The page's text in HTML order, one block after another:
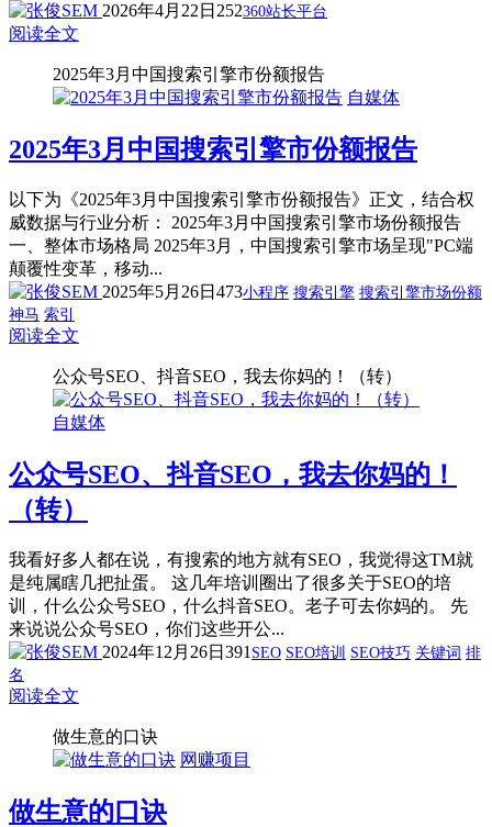
2026年4月22日 252360站长平台
阅读全文
2025年3月中国搜索引擎市份额报告
自媒体
2025年3月中国搜索引擎市份额报告
以下为《2025年3月中国搜索引擎市份额报告》正文，结合权
威数据与行业分析： 2025年3月中国搜索引擎市场份额报告
一、整体市场格局 2025年3月，中国搜索引擎市场呈现​​"PC端
颠覆性变革，移动...
2025年5月26日 473小程序 搜索引擎 搜索引擎市场份额
神马 索引
阅读全文
公众号SEO、抖音SEO，我去你妈的！（转）
自媒体
公众号SEO、抖音SEO，我去你妈的！
（转）
我看好多人都在说，有搜索的地方就有SEO，我觉得这TM就
是纯属瞎几把扯蛋。 这几年培训圈出了很多关于SEO的培
训，什么公众号SEO，什么抖音SEO。老子可去你妈的。 先
来说说公众号SEO，你们这些开公...
2024年12月26日 391 SEO SEO培训 SEO技巧 关键词 排
名
阅读全文
做生意的口诀
网赚项目
做生意的口诀